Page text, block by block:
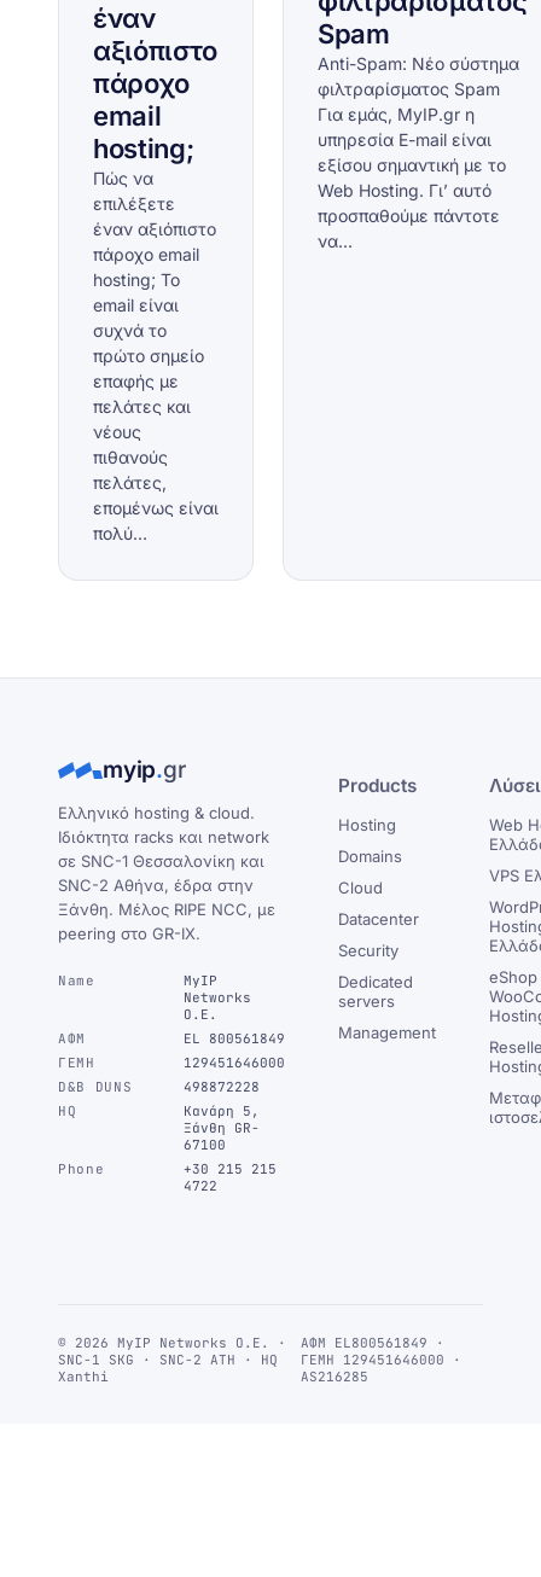
έναν
αξιόπιστο
πάροχο
email
hosting;
Πώς να
επιλέξετε
έναν αξιόπιστο
πάροχο email
hosting; Το
email είναι
συχνά το
πρώτο σημείο
επαφής με
πελάτες και
νέους
πιθανούς
πελάτες,
επομένως είναι
πολύ…
Spam
Anti-Spam: Νέο σύστημα
φιλτραρίσματος Spam
Για εμάς, MyIP.gr η
υπηρεσία E-mail είναι
εξίσου σημαντική με το
Web Hosting. Γι’ αυτό
προσπαθούμε πάντοτε
να…
myip.gr
Ελληνικό hosting & cloud.
Ιδιόκτητα racks και network
σε SNC-1 Θεσσαλονίκη και
SNC-2 Αθήνα, έδρα στην
Ξάνθη. Μέλος RIPE NCC, με
peering στο GR-IX.
Name
MyIP
Networks
Ο.Ε.
ΑΦΜ
EL 800561849
ΓΕΜΗ
129451646000
D&B DUNS
498872228
HQ
Κανάρη 5,
Ξάνθη GR-
67100
Phone
+30 215 215
4722
Products
Hosting
Domains
Cloud
Datacenter
Security
Dedicated
servers
Management
Web
VPS
© 2026 MyIP Networks Ο.Ε. ·
SNC-1 SKG · SNC-2 ATH · HQ
Xanthi
ΑΦΜ EL800561849 ·
ΓΕΜΗ 129451646000 ·
AS216285